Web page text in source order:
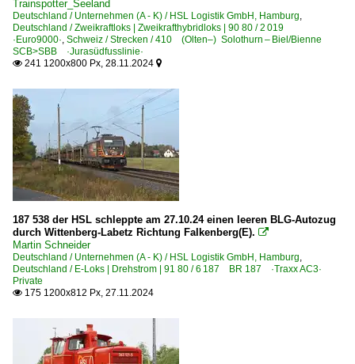
Trainspotter_Seeland
Deutschland / Unternehmen (A - K) / HSL Logistik GmbH, Hamburg
Deutschland / Zweikraftloks | Zweikrafthybridloks | 90 80 / 2 019
·Euro9000· Schweiz / Strecken / 410 (Olten–) Solothurn – Biel/Bienne
SCB>SBB ·Jurasüdfusslinie·
 241 1200x800 Px, 28.11.2024 
187 538 der HSL schleppte am 27.10.24 einen leeren BLG-Autozug
durch Wittenberg-Labetz Richtung Falkenberg(E). 
Martin Schneider
Deutschland / Unternehmen (A - K) / HSL Logistik GmbH, Hamburg
Deutschland / E-Loks | Drehstrom | 91 80 / 6 187 BR 187 ·Traxx AC3·
Private
 175 1200x812 Px, 27.11.2024